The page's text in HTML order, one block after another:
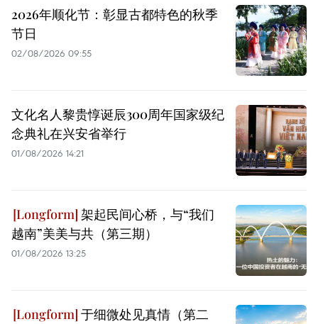
2026年顺化节：彰显古都特色的秋季
节日
02/08/2026 09:55
文化名人黎贵惇诞辰300周年国家级纪
念典礼在兴安省举行
01/08/2026 14:21
架起民间心桥，与“我们
越南”美美与共（第三期）
01/08/2026 13:25
于细微处见真情（第二